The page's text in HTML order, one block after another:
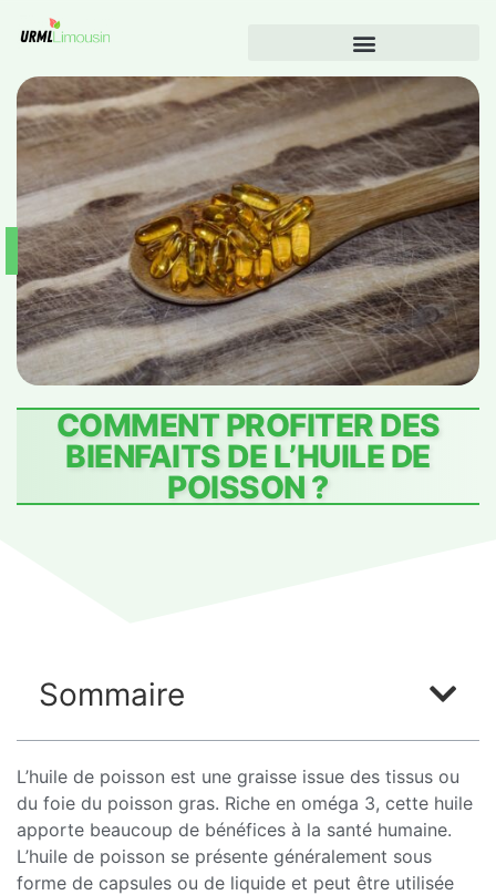
COMMENT PROFITER DES
BIENFAITS DE L’HUILE DE
POISSON ?
Sommaire
L’huile de poisson est une graisse issue des tissus ou
du foie du poisson gras. Riche en oméga 3, cette huile
apporte beaucoup de bénéfices à la santé humaine.
L’huile de poisson se présente généralement sous
forme de capsules ou de liquide et peut être utilisée